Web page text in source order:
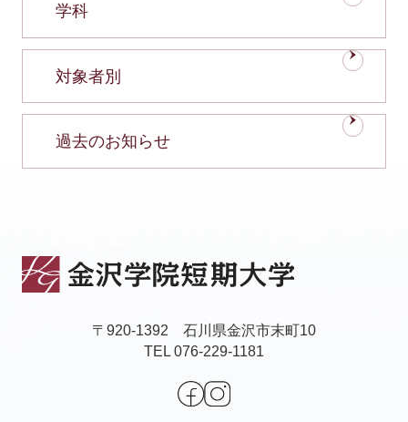
学科
対象者別
過去のお知らせ
〒920-1392 石川県金沢市末町10
TEL 076-229-1181